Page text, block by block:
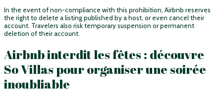
In the event of non-compliance with this prohibition, Airbnb reserves
the right to delete a listing published by a host, or even cancel their
account. Travelers also risk temporary suspension or permanent
deletion of their account.
Airbnb interdit les fêtes : découvre
So Villas pour organiser une soirée
inoubliable